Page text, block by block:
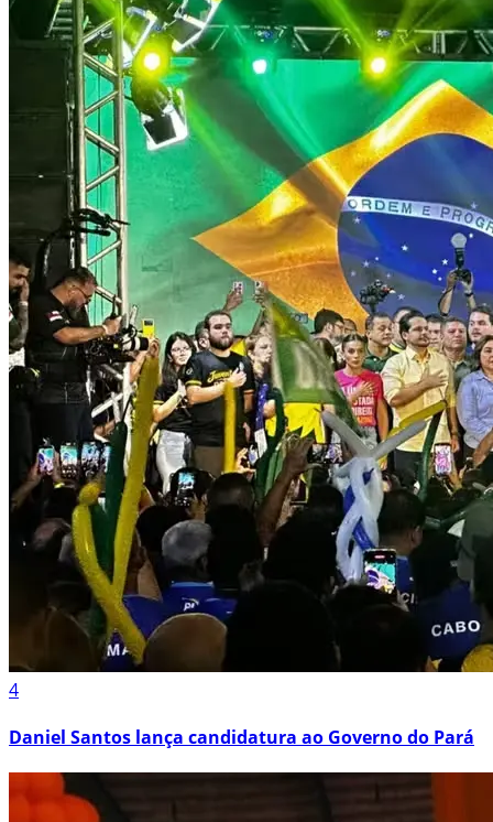
4
Daniel Santos lança candidatura ao Governo do Pará